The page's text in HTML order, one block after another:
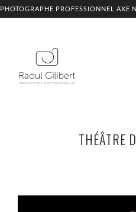
PHOTOGRAPHE PROFESSIONNEL AXE
THÉÂTRE